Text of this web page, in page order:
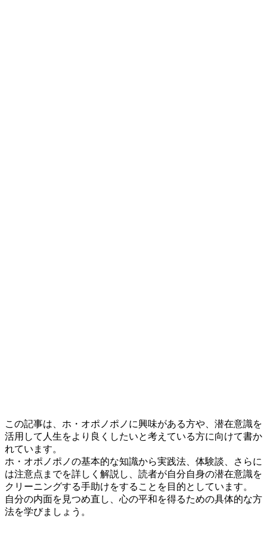
この記事は、ホ・オポノポノに興味がある方や、潜在意識を
活用して人生をより良くしたいと考えている方に向けて書か
れています。
ホ・オポノポノの基本的な知識から実践法、体験談、さらに
は注意点までを詳しく解説し、読者が自分自身の潜在意識を
クリーニングする手助けをすることを目的としています。
自分の内面を見つめ直し、心の平和を得るための具体的な方
法を学びましょう。